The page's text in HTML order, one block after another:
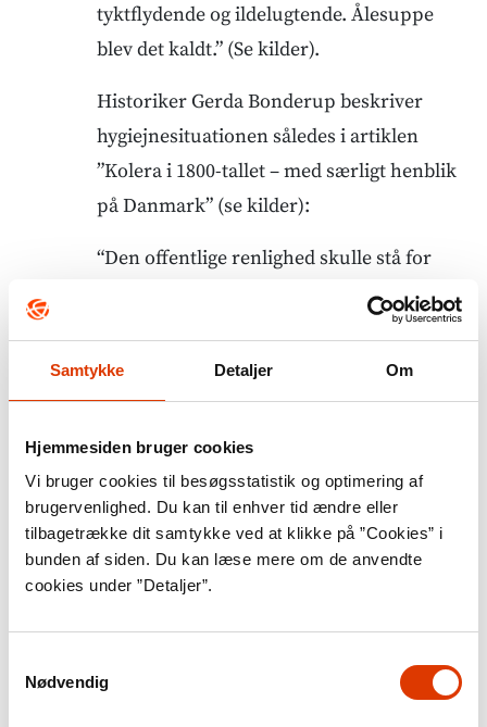
Samtykke Detaljer Om
Hjemmesiden bruger cookies
Vi bruger cookies til besøgsstatistik og optimering af
brugervenlighed. Du kan til enhver tid ændre eller
tilbagetrække dit samtykke ved at klikke på ”Cookies” i
bunden af siden. Du kan læse mere om de anvendte
cookies under ”Detaljer”.
Nødvendig
tyktflydende og ildelugtende. Ålesuppe
blev det kaldt.” (Se kilder).
Historiker Gerda Bonderup beskriver
hygiejnesituationen således i artiklen
”Kolera i 1800-tallet – med særligt henblik
på Danmark” (se kilder):
“Den offentlige renlighed skulle stå for
rent vand og renovation, men det tog den
overfladevand fra åer eller søer, der blev
ledt ind i trærender, der kunne være
klogt at hænge en lærredspose omkring
pumpemunden, for ellers kunne der
svømme meget forskelligt i vandet.
orden. Alt spildevand, slagteri- og